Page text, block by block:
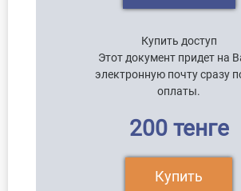
Купить доступ
Этот документ придет на
электронную почту сразу
оплаты.
200 тенге
Купить